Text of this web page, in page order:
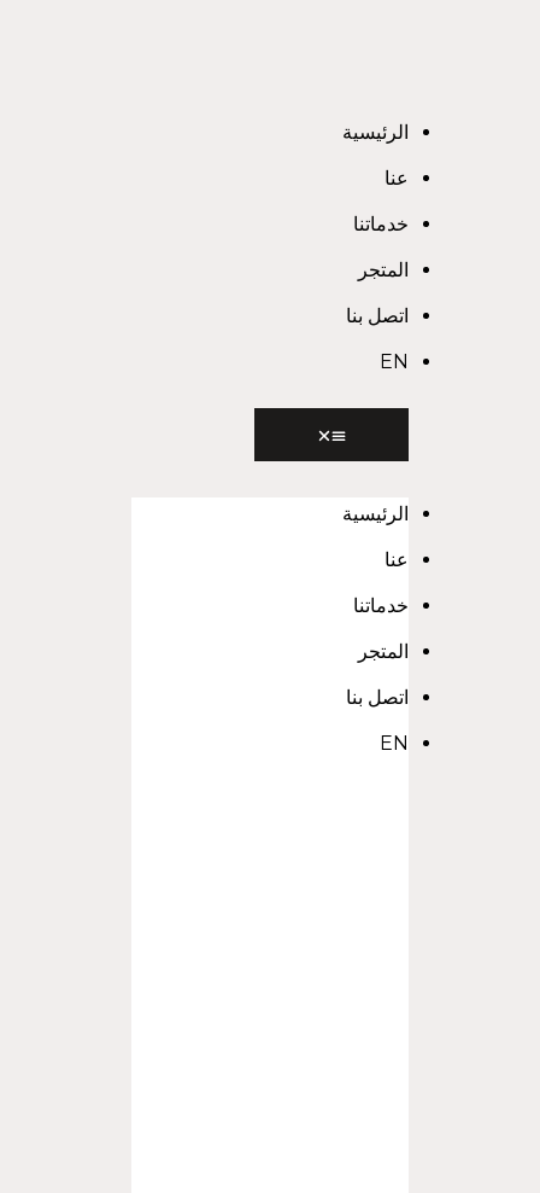
الرئيسية
عنا
خدماتنا
المتجر
اتصل بنا
EN
الرئيسية
عنا
خدماتنا
المتجر
اتصل بنا
EN